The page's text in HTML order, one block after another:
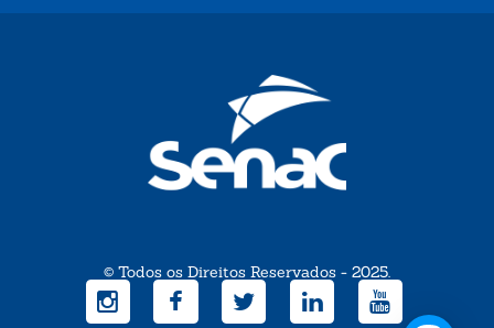
© Todos os Direitos Reservados - 2025.